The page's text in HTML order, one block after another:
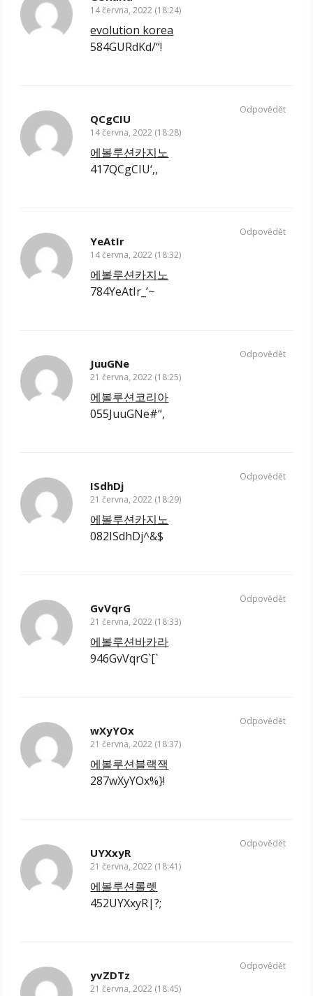
14 června, 2022 (18:24)
evolution korea
584GURdKd/“!
QCgCIU
14 června, 2022 (18:28)
에볼루션카지노
417QCgCIU‘,,
Odpovědět
YeAtIr
14 června, 2022 (18:32)
에볼루션카지노
784YeAtIr_’~
Odpovědět
JuuGNe
21 června, 2022 (18:25)
에볼루션코리아
055JuuGNe#“,
Odpovědět
ISdhDj
21 června, 2022 (18:29)
에볼루션카지노
082ISdhDj^&$
Odpovědět
GvVqrG
21 června, 2022 (18:33)
에볼루션바카라
946GvVqrG`[`
Odpovědět
wXyYOx
21 června, 2022 (18:37)
에볼루션블랙잭
287wXyYOx%}!
Odpovědět
UYXxyR
21 června, 2022 (18:41)
에볼루션롤렛
452UYXxyR|?;
Odpovědět
yvZDTz
21 června, 2022 (18:45)
Odpovědět